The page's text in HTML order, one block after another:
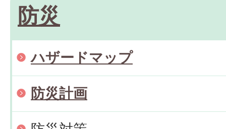
防災
ハザードマップ
防災計画